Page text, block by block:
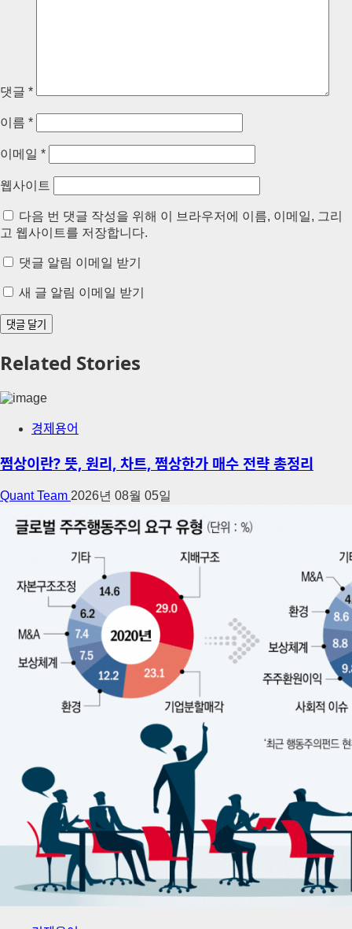
댓글 *
이름 *
이메일 *
웹사이트
다음 번 댓글 작성을 위해 이 브라우저에 이름, 이메일, 그리
고 웹사이트를 저장합니다.
댓글 알림 이메일 받기
새 글 알림 이메일 받기
Related Stories
경제용어
쩜상이란? 뜻, 원리, 차트, 쩜상한가 매수 전략 총정리
Quant Team 2026년 08월 05일